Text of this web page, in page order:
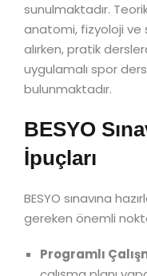
sunulmaktadır.
anatomi, fizyoloji ve
alırken, pratik
uygulamalı spor
bulunmaktadır.
BESYO
İpuçları
BESYO sınavına
gereken önemli
Programlı